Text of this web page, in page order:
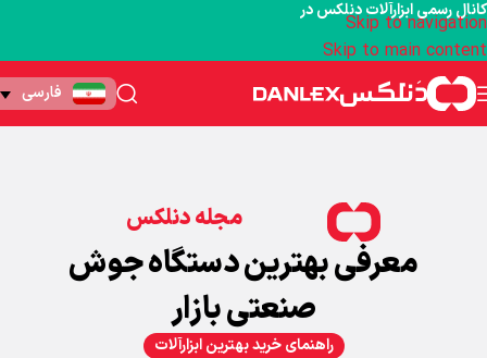
Skip to navigation
Skip to main content
فارسی
مجله دنلکس
معرفی بهترین دستگاه جوش
صنعتی بازار
راهنمای خرید بهترین ابزارآلات
کانال رسمی ابزارآلات دنلکس در